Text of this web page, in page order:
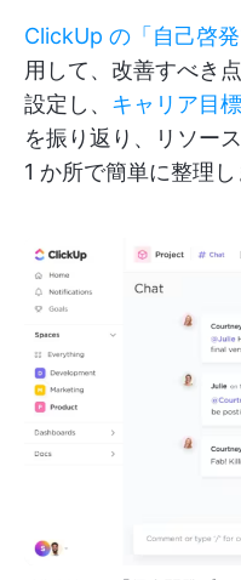
ClickUp の「自己啓
用して、改善すべき
設定し、 キャリア目
を振り返り、リソー
1 か所で簡単に整理し